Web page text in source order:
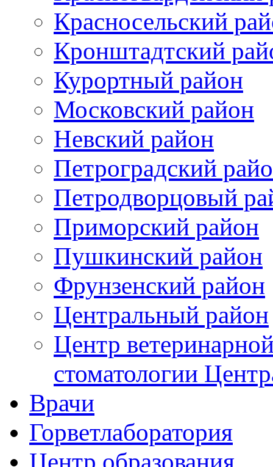
Красносельский
Кронштадтский
Курортный район
Московский район
Невский район
Петроградский
Петродворцовый
Приморский район
Пушкинский район
Фрунзенский район
Цeнтральный район
Центр
стоматологии
Врачи
Горветлаборатория